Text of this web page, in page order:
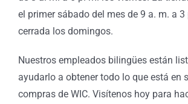
el primer sábado del mes de 9 a. m. a 3
cerrada los domingos.
Nuestros empleados bilingües están
ayudarlo a obtener todo lo que está en
compras de WIC. Visítenos hoy para